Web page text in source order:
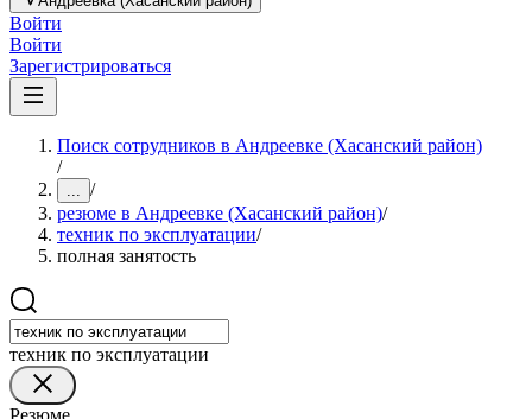
Войти
Войти
Зарегистрироваться
Поиск сотрудников в Андреевке (Хасанский район)
/
... /
резюме в Андреевке (Хасанский район)/
техник по эксплуатации/
полная занятость
техник по эксплуатации
Резюме